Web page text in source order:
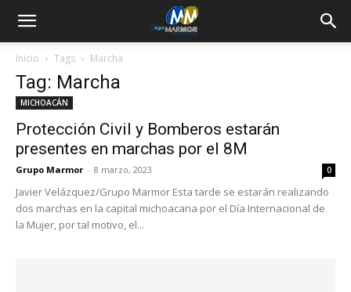
Inicio Tags Marcha
Tag: Marcha
MICHOACÁN
Protección Civil y Bomberos estarán
presentes en marchas por el 8M
Grupo Marmor - 8 marzo, 2023 0
Javier Velázquez/Grupo Marmor Esta tarde se estarán realizando
dos marchas en la capital michoacana por el Día Internacional de
la Mujer, por tal motivo, el...